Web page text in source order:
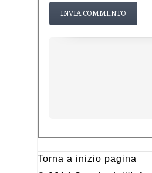
Torna a inizio pagina